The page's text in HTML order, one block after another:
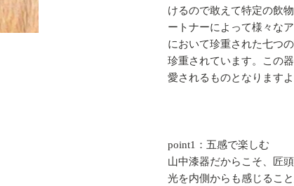
けるので敢えて特定の飲
ートナーによって様々な
において珍重された七つ
珍重されています。この
愛されるものとなりますよ
point1：五感で楽しむ
山中漆器だからこそ、匠
光を内側からも感じるこ